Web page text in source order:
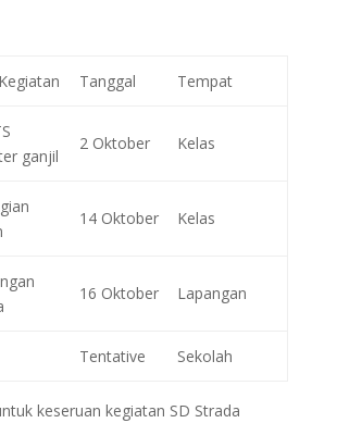
Tanggal Tempat
ganjil
2 Oktober Kelas
14 Oktober Kelas
16 Oktober Lapangan
Tentative Sekolah
keseruan kegiatan SD Strada